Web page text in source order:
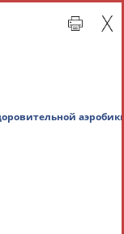
и